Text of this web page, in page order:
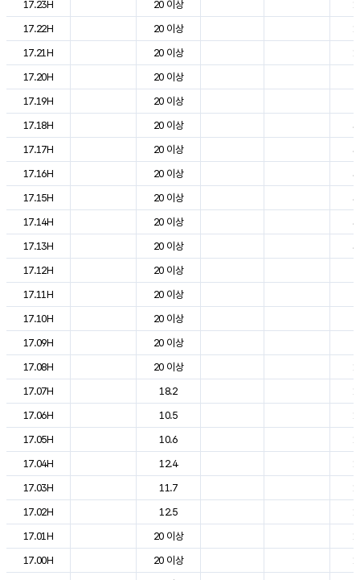
17.23H
20 이상
17.22H
20 이상
17.21H
20 이상
17.20H
20 이상
17.19H
20 이상
17.18H
20 이상
17.17H
20 이상
17.16H
20 이상
17.15H
20 이상
17.14H
20 이상
17.13H
20 이상
17.12H
20 이상
17.11H
20 이상
17.10H
20 이상
17.09H
20 이상
17.08H
20 이상
17.07H
18.2
17.06H
10.5
17.05H
10.6
17.04H
12.4
17.03H
11.7
17.02H
12.5
17.01H
20 이상
17.00H
20 이상